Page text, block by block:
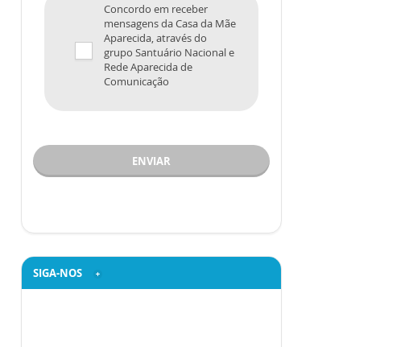
Concordo em receber
mensagens da Casa da Mãe
Aparecida, através do
grupo Santuário Nacional e
Rede Aparecida de
Comunicação
ENVIAR
SIGA-NOS